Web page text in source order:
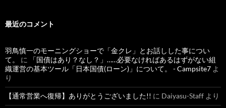
最近のコメント
羽鳥慎一のモーニングショーで「金クレ」とお話しした事につい
て。
に
「国債はあり？なし？」……必要なければあるはずがない組
織運営の基本ツール「日本国債(ローン)」について。 - Campsite7 よ
り
【通常営業へ復帰】ありがとうございました!! に Daiyasu-Staff より